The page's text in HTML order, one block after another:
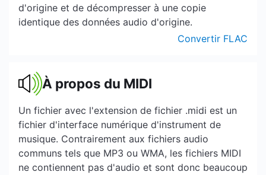
d'origine et de décompresser à une copie
identique des données audio d'origine.
Convertir FLAC
À propos du MIDI
Un fichier avec l'extension de fichier .midi est un
fichier d'interface numérique d'instrument de
musique. Contrairement aux fichiers audio
communs tels que MP3 ou WMA, les fichiers MIDI
ne contiennent pas d'audio et sont donc beaucoup